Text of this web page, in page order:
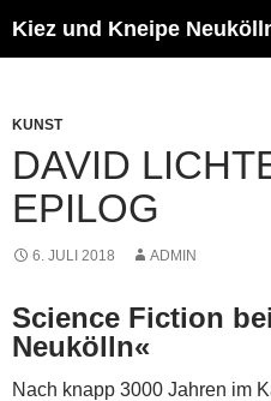
Inhalt
Kiez und Kneipe
KUNST
DAVID
EPILOG
6. JULI 2018 ADMIN
Science Fiction
Neukölln«
Nach knapp 3000 Jahren im